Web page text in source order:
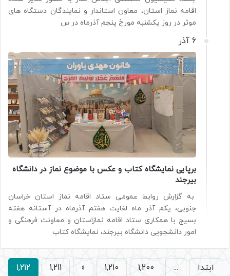
اقامه نماز استان، معاون استاندار و نمایندگان دستگاه های
موثر در روز یکشنبه مورخ پنجم آذرماه در س
6 آذر
برپایی نمایشگاه کتاب و عکس با موضوع نماز در دانشگاه
بیرجند
به گزارش روابط عمومی ستاد اقامه نماز استان خراسان
جنوبی، یکم آذر ماه لغایت هفتم آذرماه در آستانه هفته
بسیج با همکاری ستاد اقامه نمازاستان و معاونت فرهنگی و
امور دانشجویی دانشگاه بیرجند، نمایشگاه کتاب
ابتدا ...
1,200
1,210
«
1,211
1,212